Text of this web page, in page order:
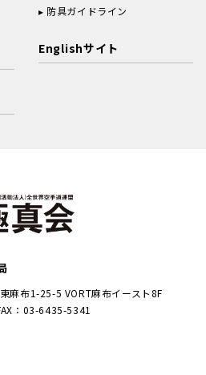
防具ガイドライン
Englishサイト
麻布1-25-5 VORT麻布イースト8F
：03-6435-5341